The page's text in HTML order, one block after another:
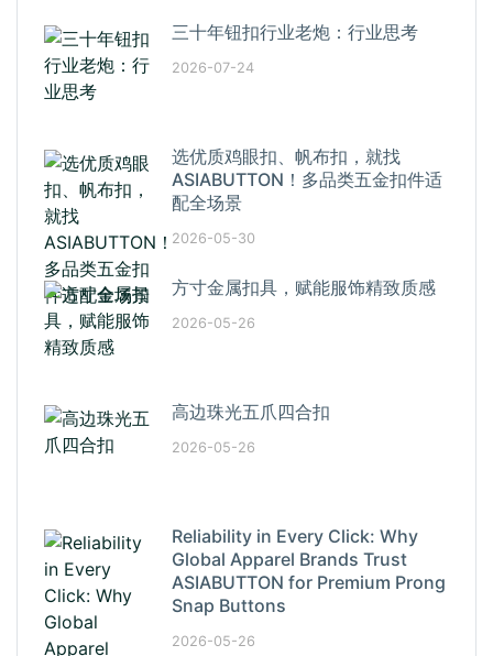
三十年钮扣行业老炮：行业思考
2026-07-24
选优质鸡眼扣、帆布扣，就找
ASIABUTTON！多品类五金扣件适
配全场景
2026-05-30
方寸金属扣具，赋能服饰精致质感
2026-05-26
高边珠光五爪四合扣
2026-05-26
Reliability in Every Click: Why
Global Apparel Brands Trust
ASIABUTTON for Premium Prong
Snap Buttons
2026-05-26